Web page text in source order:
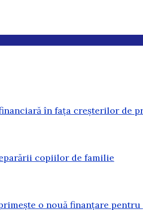
în fața creșterilor de
copiilor de familie
o nouă finanțare